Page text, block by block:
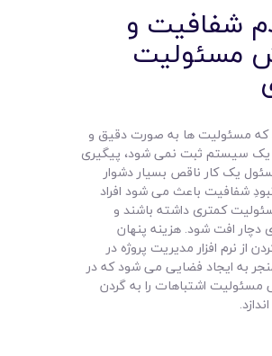
شفافیت و
مسئولیت
مسئولیت ها به صورت دقیق و
سیستم ثبت نمی شود، پیگیری
یک کار ناقص بسیار دشوار
شفافیت باعث می شود افراد
کمتری داشته باشند و
دچار افت شود. هزینه پنهان
از نرم افزار مدیریت پروژه در
به ایجاد فضایی می شود که در
اشتباهات را به گردن